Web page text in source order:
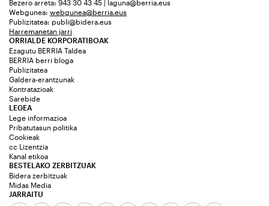
Bezero arreta: 943 30 43 45 | laguna@berria.eus
Webgunea: webgunea@berria.eus
Publizitatea: publi@bidera.eus
Harremanetan jarri
ORRIALDE KORPORATIBOAK
Ezagutu BERRIA Taldea
BERRIA berri bloga
Publizitatea
Galdera-erantzunak
Kontratazioak
Sarebide
JARRAITU
LEGEA
Lege informazioa
Pribatutasun politika
Cookieak
cc Lizentzia
Kanal etikoa
BESTELAKO ZERBITZUAK
Bidera zerbitzuak
Midas Media